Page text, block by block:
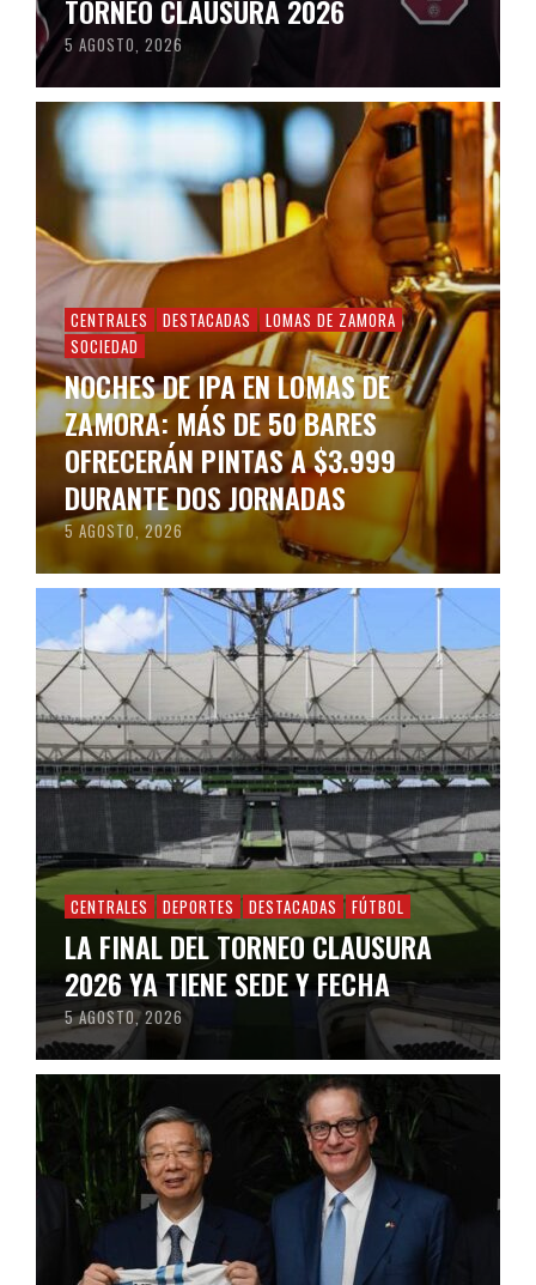
TORNEO CLAUSURA 2026
5 AGOSTO, 2026
CENTRALES DESTACADAS
LOMAS DE ZAMORA
SOCIEDAD
NOCHES DE IPA EN LOMAS DE
ZAMORA: MÁS DE 50 BARES
OFRECERÁN PINTAS A $3.999
DURANTE DOS JORNADAS
5 AGOSTO, 2026
CENTRALES DEPORTES DESTACADAS FÚTBOL
LA FINAL DEL TORNEO CLAUSURA
2026 YA TIENE SEDE Y FECHA
5 AGOSTO, 2026